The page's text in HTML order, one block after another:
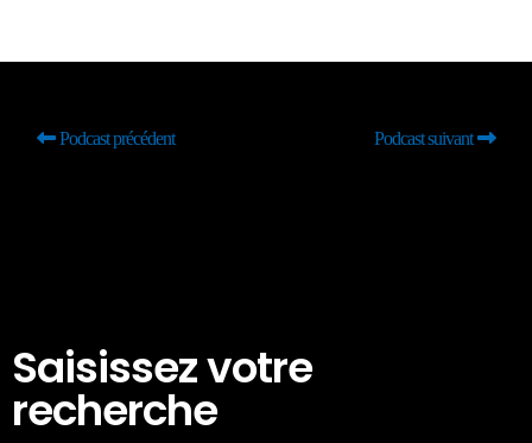
Podcast précédent Podcast suivant
Saisissez votre
recherche